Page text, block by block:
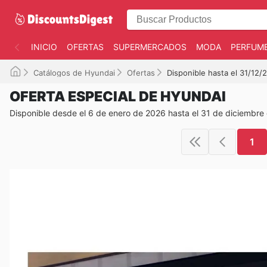
INICIO OFERTAS SUPERMERCADOS MODA
Catálogos de Hyundai Ofertas Disponible hasta el 31/12/
OFERTA ESPECIAL DE HYUNDAI
Disponible desde el 6 de enero de 2026 hasta el 31 de
1